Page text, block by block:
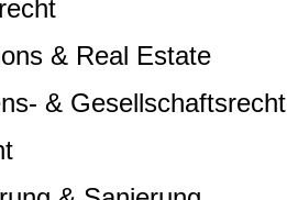
& Real Estate
& Gesellschaftsrecht